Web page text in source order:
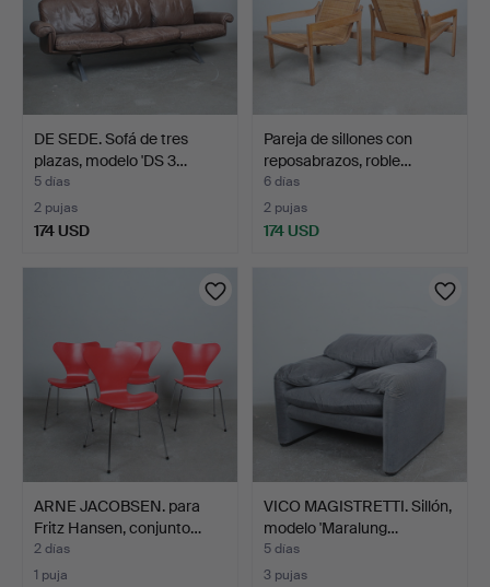
DE SEDE. Sofá de tres
plazas, modelo 'DS 3…
5 días
2 pujas
174 USD
Pareja de sillones con
reposabrazos, roble…
6 días
2 pujas
174 USD
ARNE JACOBSEN. para
Fritz Hansen, conjunto…
2 días
1 puja
VICO MAGISTRETTI. Sillón,
modelo 'Maralung…
5 días
3 pujas